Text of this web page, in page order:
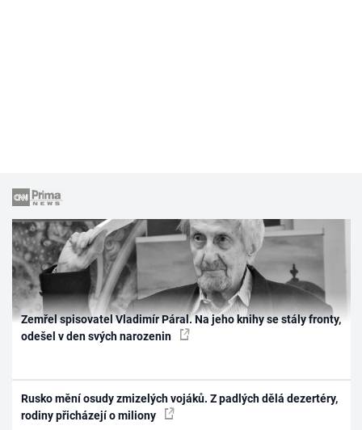
Zemřel spisovatel Vladimír Páral. Na jeho knihy se stály fronty,
odešel v den svých narozenin
Rusko mění osudy zmizelých vojáků. Z padlých dělá dezertéry,
rodiny přicházejí o miliony